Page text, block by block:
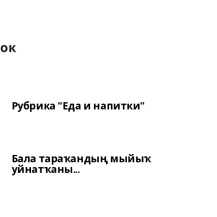
Рубрика "Еда и напитки"
Бала тараҡандың мыйыҡ
уйнатҡаны...